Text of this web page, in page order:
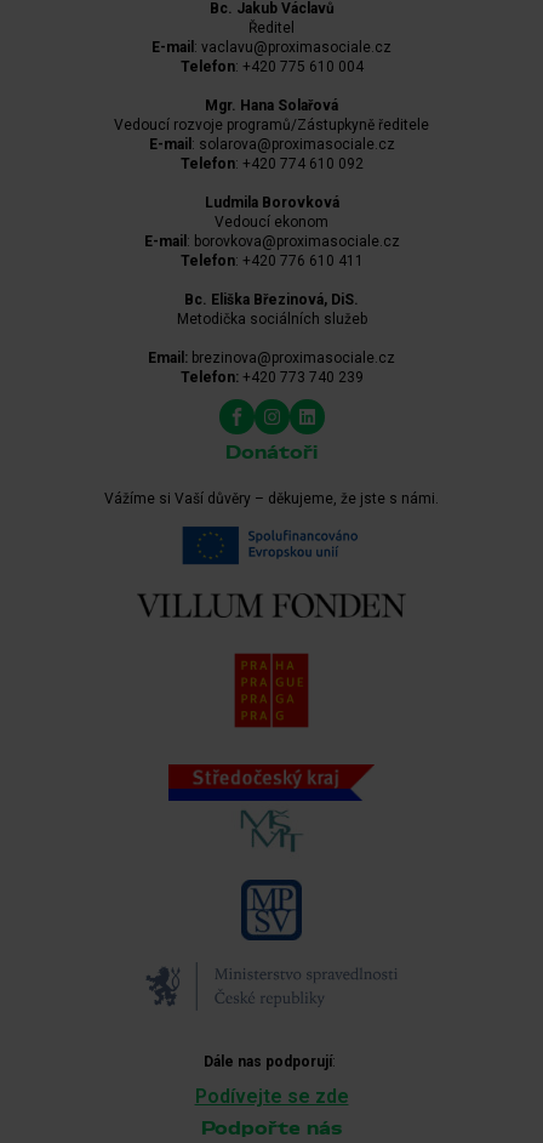
Bc. Jakub Václavů
Ředitel
E-mail : vaclavu@proximasociale.cz
Telefon: +420 775 610 004
Mgr. Hana Solařová
Vedoucí rozvoje programů/Zástupkyně ředitele
E-mail : solarova@proximasociale.cz
Telefon: +420 774 610 092
Ludmila Borovková
Vedoucí ekonom
E-mail : borovkova@proximasociale.cz
Telefon: +420 776 610 411
Bc. Eliška Březinová, DiS.
Metodička sociálních služeb
Email: brezinova@proximasociale.cz
Telefon:+420 773 740 239
Donátoři
Vážíme si Vaší důvěry – děkujeme, že jste s námi.
Dále nas podporují:
Podívejte se zde
Podpořte nás